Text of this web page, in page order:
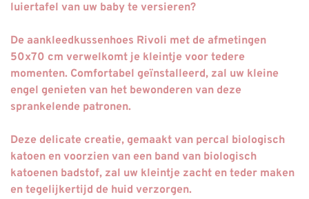
luiertafel van uw baby te versieren?
De aankleedkussenhoes Rivoli met de afmetingen
50x70 cm verwelkomt je kleintje voor tedere
momenten. Comfortabel geïnstalleerd, zal uw kleine
engel genieten van het bewonderen van deze
sprankelende patronen.
Deze delicate creatie, gemaakt van percal biologisch
katoen en voorzien van een band van biologisch
katoenen badstof, zal uw kleintje zacht en teder maken
en tegelijkertijd de huid verzorgen.